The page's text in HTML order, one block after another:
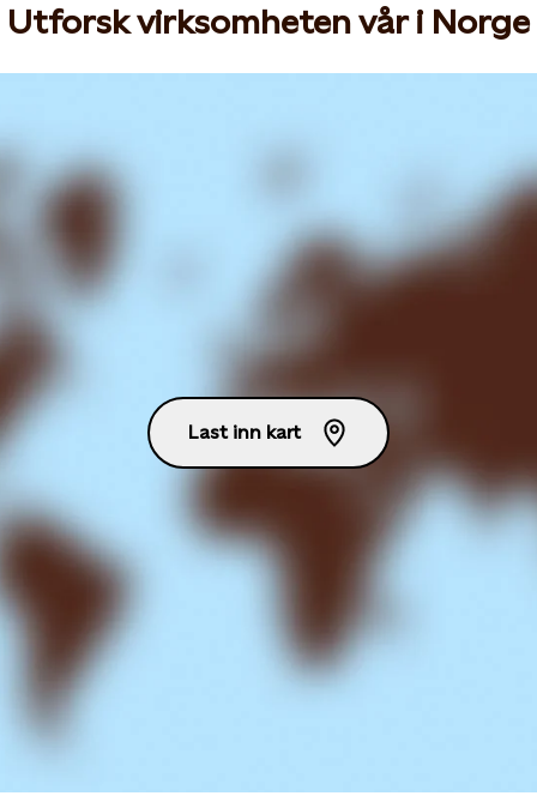
Utforsk virksomheten vår i Norge
Last inn kart